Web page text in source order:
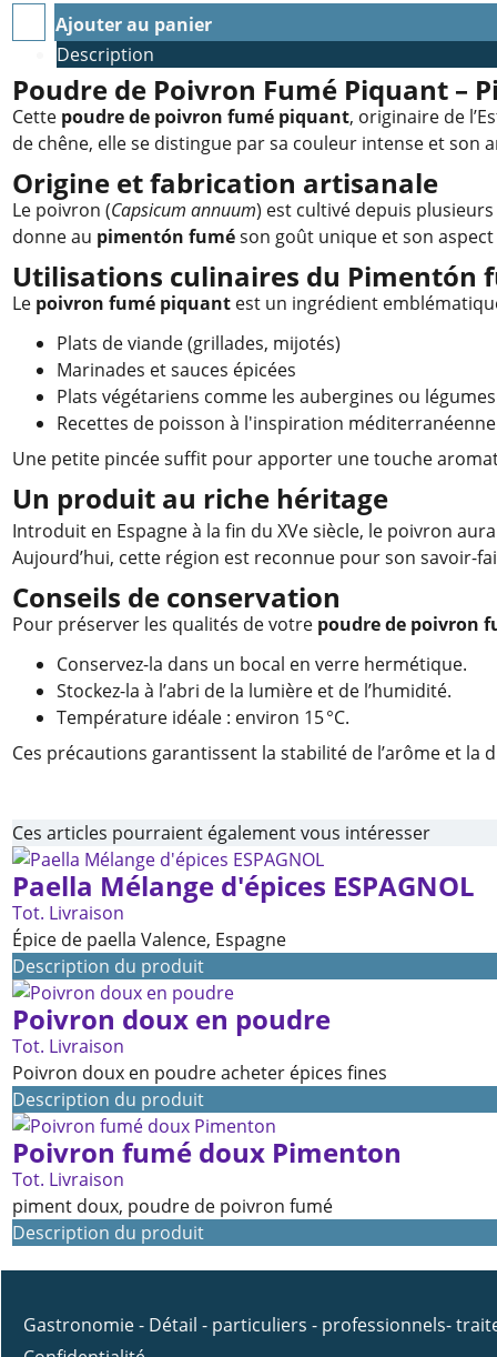
Ajouter au panier
Description
Poudre de Poivron Fumé Piquant –
Cette poudre de poivron fumé piquant, originaire de
de chêne, elle se distingue par sa couleur intense et son
Origine et fabrication artisanale
Le poivron (Capsicum annuum) est cultivé depuis
donne au pimentón fuméson goût unique et son
Utilisations culinaires du Pimentón
Le poivron fumé piquant est un ingrédient
Plats de viande (grillades, mijotés)
Marinades et sauces épicées
Plats végétariens comme les aubergines ou
Recettes de poisson à l'inspiration méditerranéenne
Une petite pincée suffit pour apporter une touche
Un produit au riche héritage
Introduit en Espagne à la fin du XVe siècle, le poivron
Aujourd’hui, cette région est reconnue pour son savoir-
Conseils de conservation
Pour préserver les qualités de votre poudre de poivron
Conservez-la dans un bocal en verre hermétique.
Stockez-la à l’abri de la lumière et de l’humidité.
Température idéale : environ 15 °C.
Ces précautions garantissent la stabilité de l’arôme et la
Ces articles pourraient également vous intéresser
Paella Mélange d'épices ESPAGNOL
Tot. Livraison
Épice de paella Valence, Espagne
Description du produit
Poivron doux en poudre
Tot. Livraison
Poivron doux en poudre acheter épices fines
Description du produit
Poivron fumé doux Pimenton
Tot. Livraison
piment doux, poudre de poivron fumé
Description du produit
Gastronomie - Détail - particuliers - professionnels-